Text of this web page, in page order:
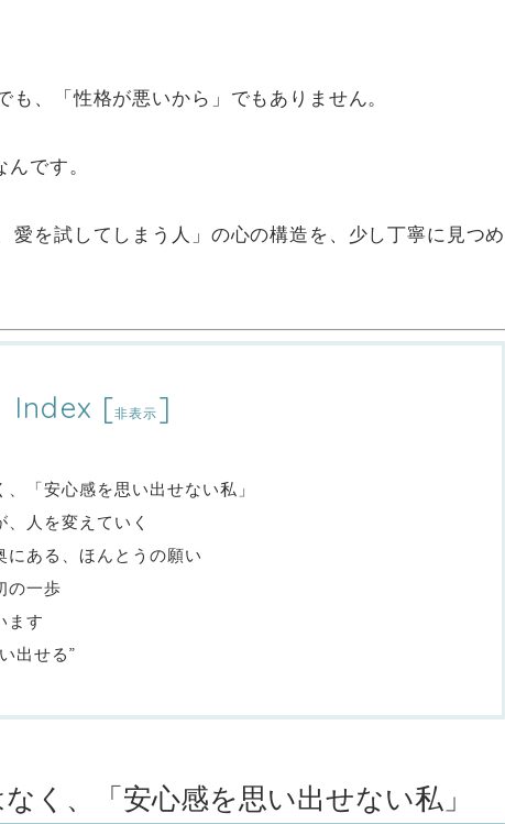
、「性格が悪いから」でもありません。
です。
愛を試してしまう人」の心の構造を、少し丁寧に見つめ
Index [非表示 ]
、「安心感を思い出せない私」
、人を変えていく
にある、ほんとうの願い
の一歩
ます
出せる”
く、「安心感を思い出せない私」